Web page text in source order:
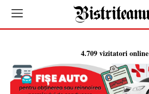
4.709 vizitatori online